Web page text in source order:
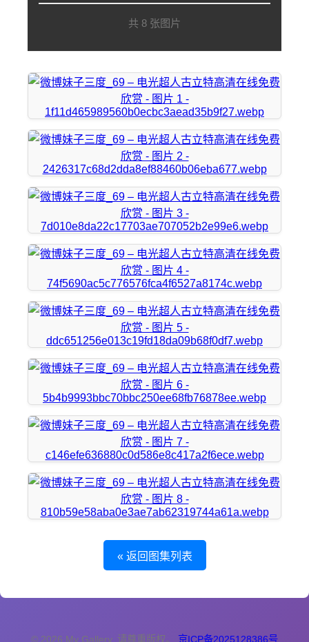
共 8 张图片
« 返回图集列表
© 2026 My Gallery. 请尊重版权。 京ICP备2025128386号